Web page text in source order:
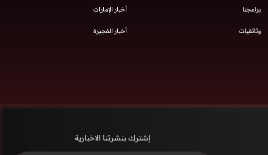
برامجنا
وثائقيات
أخبار الإمارات
أخبار الفجيرة
إشترك بنشرتنا الاخبارية